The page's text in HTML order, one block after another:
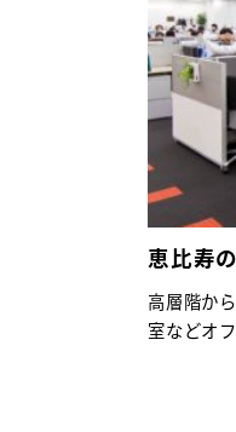
恵比寿
高層階か
室などオ